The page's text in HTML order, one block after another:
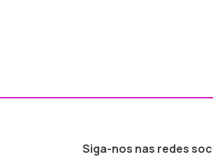
Siga-nos nas redes